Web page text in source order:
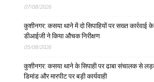
07/08/2026
कुशीनगर: कसया थाने में दो सिपाहियों पर सख्त कार्रवाई के
डीआईजी ने किया औचक निरीक्षण
05/08/2026
कुशीनगर: कसया थाने के सिपाही पर ढाबा संचालक से
डिमांड और मारपीट पर बड़ी कार्यवाही